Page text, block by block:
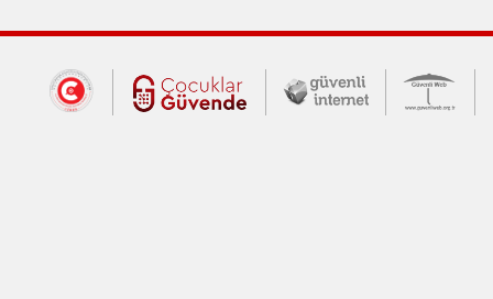
Dış Bağlantılar
Cumhurbaşkanlığı İletişim Merkezi
Çocuklar Güvende (yeni
Güvenli